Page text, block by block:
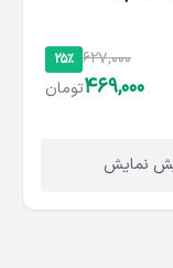
25% 627,000
469,000تومان
نمایش